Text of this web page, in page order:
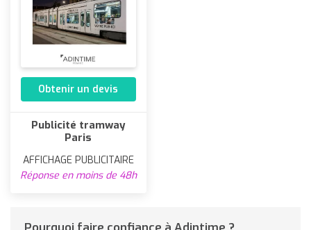
Obtenir un devis
Publicité tramway
Paris
AFFICHAGE PUBLICITAIRE
Réponse en moins de 48h